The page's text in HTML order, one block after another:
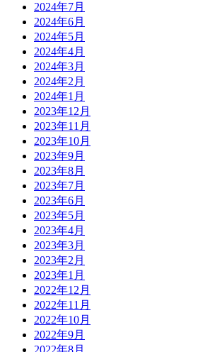
2024年7月
2024年6月
2024年5月
2024年4月
2024年3月
2024年2月
2024年1月
2023年12月
2023年11月
2023年10月
2023年9月
2023年8月
2023年7月
2023年6月
2023年5月
2023年4月
2023年3月
2023年2月
2023年1月
2022年12月
2022年11月
2022年10月
2022年9月